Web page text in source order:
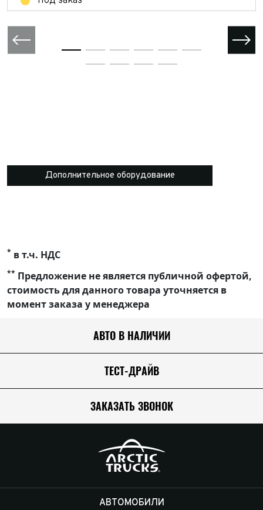
Дополнительное оборудование
* в т.ч. НДС
** Предложение не является публичной офертой,
стоимость для данного товара уточняется в
момент заказа у менеджера
АВТО В НАЛИЧИИ
ТЕСТ-ДРАЙВ
ЗАКАЗАТЬ ЗВОНОК
АВТОМОБИЛИ